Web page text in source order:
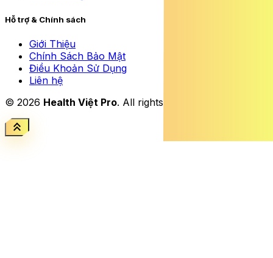
Hỗ trợ & Chính sách
Giới Thiệu
Chính Sách Bảo Mật
Điều Khoản Sử Dụng
Liên hệ
© 2026 Health Việt Pro. All rights reserved.
keyboard_double_arrow_up